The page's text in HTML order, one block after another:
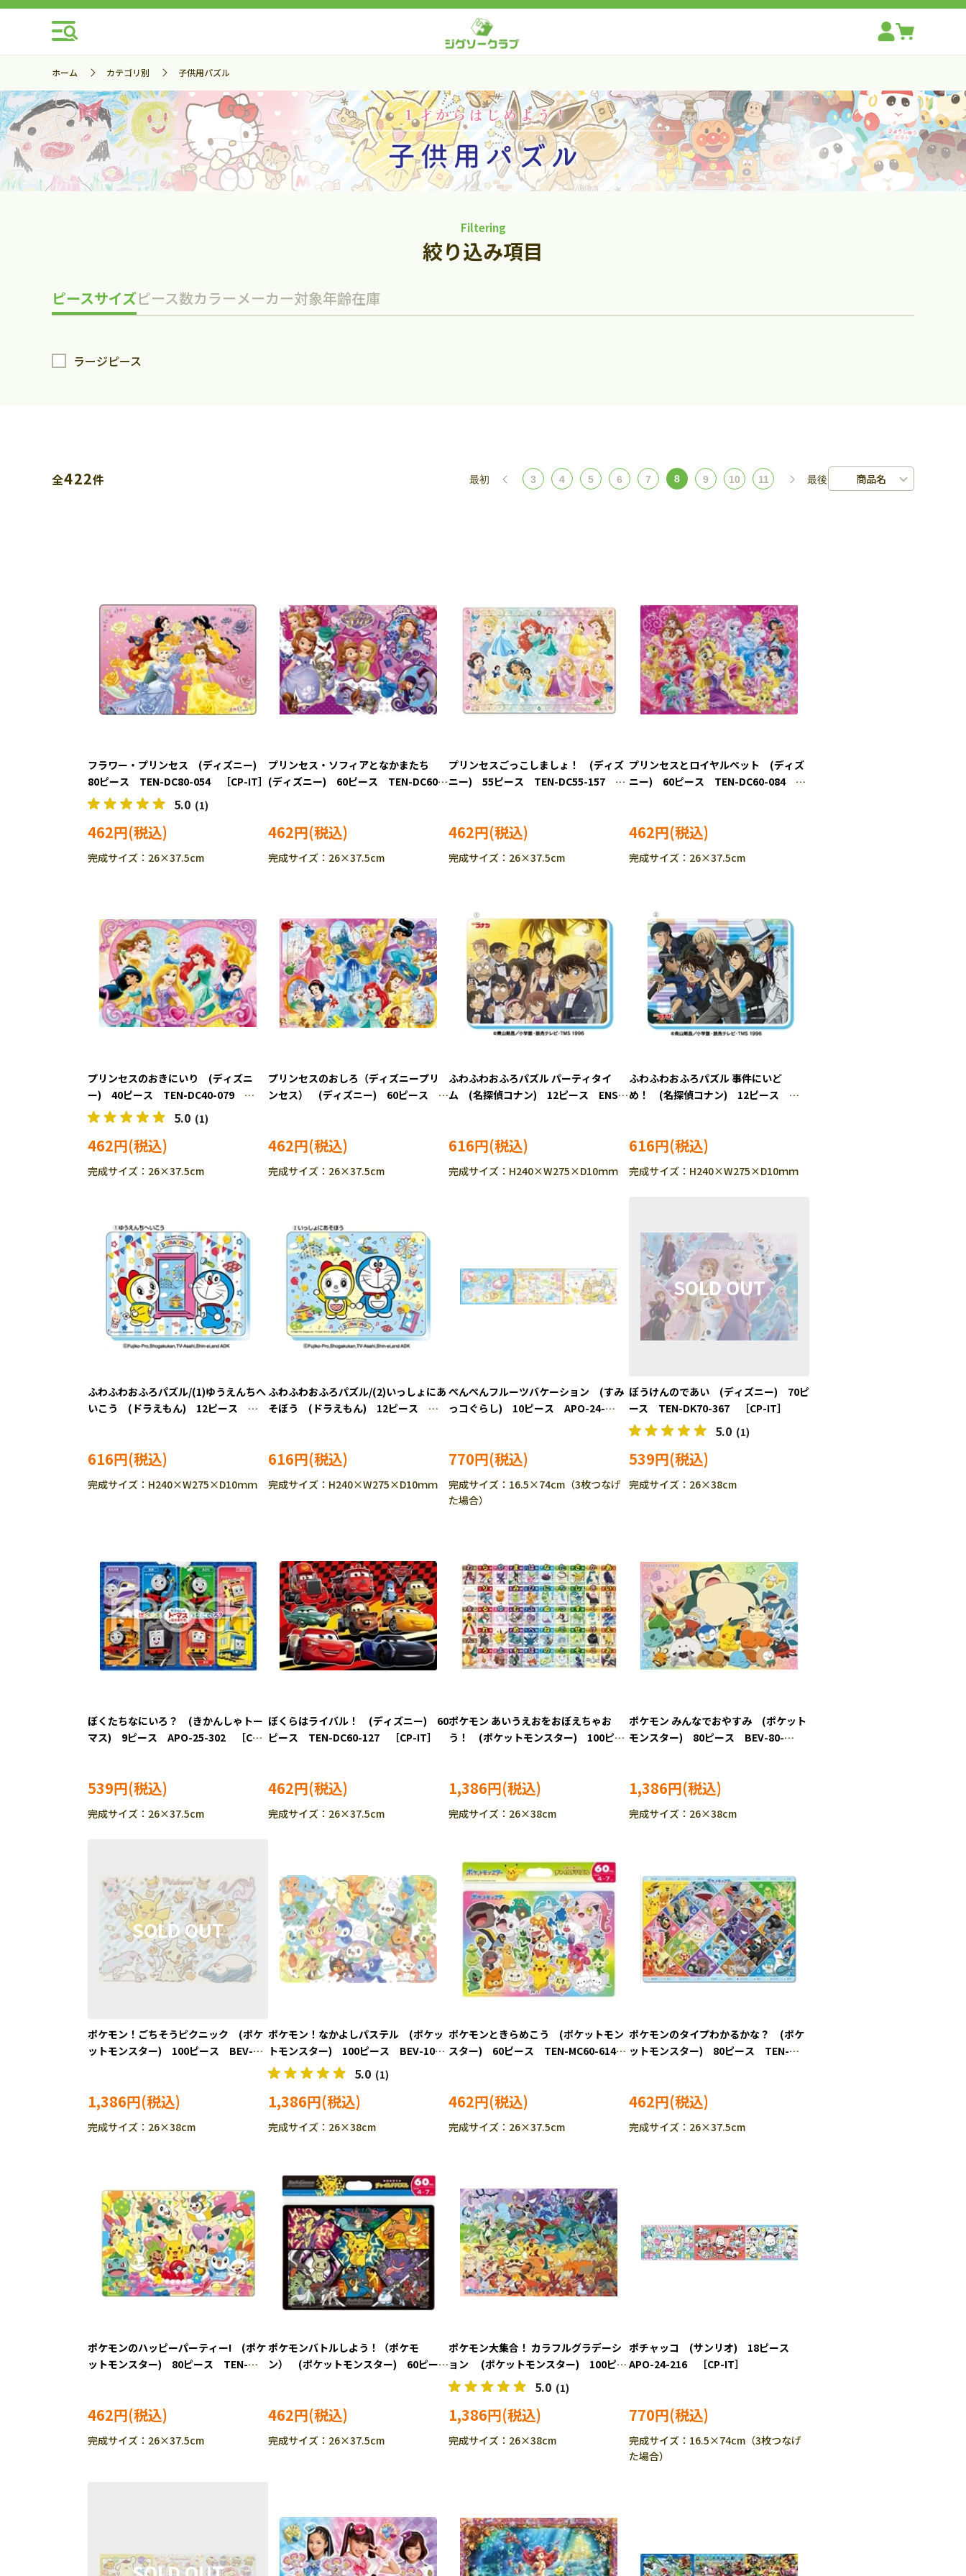
ホーム カテゴリ別 子供用パズル
Filtering
絞り込み項目
ピースサイズピース数カラーメーカー対象年齢在庫
ラージピース
全422件 最初 3 4 5 6 7 8 9 10 11 最後 商品名
フラワー・プリンセス (ディズニー)
80ピース TEN-DC80-054 ［CP-IT］
5.0 (1)
462円
完成サイズ：26×37.5cm
プリンセス・ソフィアとなかまたち
(ディズニー) 60ピース TEN-DC60-
462円
完成サイズ：26×37.5cm
プリンセスごっこしましょ！ (ディズ
ニー) 55ピース TEN-DC55-157
462円
完成サイズ：26×37.5cm
プリンセスとロイヤルペット (ディズ
ニー) 60ピース TEN-DC60-084
462円
完成サイズ：26×37.5cm
プリンセスのおきにいり (ディズニ
ー) 40ピース TEN-DC40-079
［CP-IT］
5.0 (1)
462円
完成サイズ：26×37.5cm
プリンセスのおしろ（ディズニープリ
ンセス） (ディズニー) 60ピース
462円
完成サイズ：26×37.5cm
ふわふわおふろパズル パーティタイ
ム (名探偵コナン) 12ピース ENS-
616円
完成サイズ：H240×W275×D10ｍｍ
ふわふわおふろパズル 事件にいど
め！ (名探偵コナン) 12ピース
616円
完成サイズ：H240×W275×D10ｍｍ
ふわふわおふろパズル/(1)ゆうえんちへ
いこう (ドラえもん) 12ピース
616円
完成サイズ：H240×W275×D10ｍｍ
ふわふわおふろパズル/(2)いっしょにあ
そぼう (ドラえもん) 12ピース
616円
完成サイズ：H240×W275×D10ｍｍ
ぺんぺんフルーツバケーション (すみ
っコぐらし) 10ピース APO-24-
770円
完成サイズ：16.5×74cm（3枚つなげ
た場合）
ぼうけんのであい (ディズニー) 70ピ
ース TEN-DK70-367 ［CP-IT］
5.0 (1)
539円
完成サイズ：26×38cm
ぼくたちなにいろ？ (きかんしゃトー
マス) 9ピース APO-25-302 ［CP-
539円
完成サイズ：26×37.5cm
ぼくらはライバル！ (ディズニー) 60
ピース TEN-DC60-127 ［CP-IT］
462円
完成サイズ：26×37.5cm
ポケモン あいうえおをおぼえちゃお
う！ (ポケットモンスター) 100ピー
1,386円
完成サイズ：26×38cm
ポケモン みんなでおやすみ (ポケット
モンスター) 80ピース BEV-80-
1,386円
完成サイズ：26×38cm
ポケモン！ごちそうピクニック (ポケ
ットモンスター) 100ピース BEV-
1,386円
完成サイズ：26×38cm
ポケモン！なかよしパステル (ポケッ
トモンスター) 100ピース BEV-100-
037 ［CP-PO］［CP-IT］
5.0 (1)
1,386円
完成サイズ：26×38cm
ポケモンときらめこう (ポケットモン
スター) 60ピース TEN-MC60-614
462円
完成サイズ：26×37.5cm
ポケモンのタイプわかるかな？ (ポケ
ットモンスター) 80ピース TEN-
462円
完成サイズ：26×37.5cm
ポケモンのハッピーパーティー! (ポケ
ットモンスター) 80ピース TEN-
462円
完成サイズ：26×37.5cm
ポケモンバトルしよう！（ポケモ
ン） (ポケットモンスター) 60ピー
462円
完成サイズ：26×37.5cm
ポケモン大集合！ カラフルグラデーシ
ョン (ポケットモンスター) 100ピー
ス BEV-100-044 ［CP-PO］［CP-
5.0 (1)
1,386円
完成サイズ：26×38cm
ポチャッコ (サンリオ) 18ピース
APO-24-216 ［CP-IT］
770円
完成サイズ：16.5×74cm（3枚つなげ
た場合）